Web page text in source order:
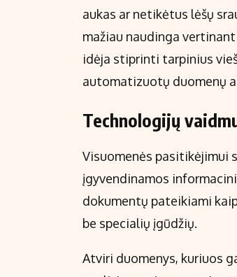
aukas ar netikėtus lėšų
mažiau naudinga
idėja stiprinti tarpinius
automatizuotų duomenų
Technologijų
Visuomenės pasitikėjimui
įgyvendinamos
dokumentų pateikiami
be specialių įgūdžių.
Atviri duomenys, kuriuos